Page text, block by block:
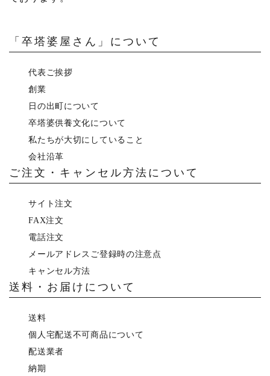
「卒塔婆屋さん」について
代表ご挨拶
創業
日の出町について
卒塔婆供養文化について
私たちが大切にしていること
会社沿革
ご注文・キャンセル方法について
サイト注文
FAX注文
電話注文
メールアドレスご登録時の注意点
キャンセル方法
送料・お届けについて
送料
個人宅配送不可商品について
配送業者
納期